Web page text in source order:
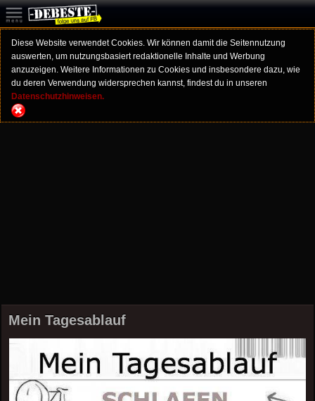
Diese Website verwendet Cookies. Wir können damit die Seitennutzung
auswerten, um nutzungsbasiert redaktionelle Inhalte und Werbung
anzuzeigen. Weitere Informationen zu Cookies und insbesondere dazu, wie
du deren Verwendung widersprechen kannst, findest du in unseren
Datenschutzhinweisen.
Mein Tagesablauf